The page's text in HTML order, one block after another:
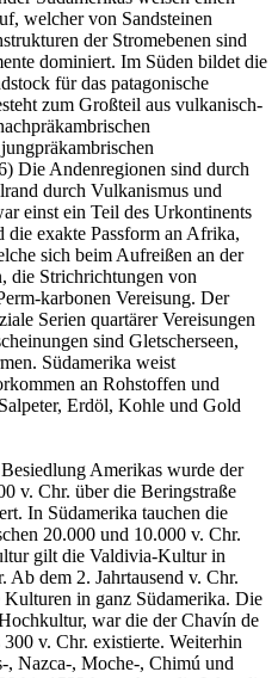
welcher von Sandsteinen
der Stromebenen sind
dominiert. Im Süden bildet die
für das patagonische
zum Großteil aus vulkanisch-
Die Andenregionen sind durch
durch Vulkanismus und
einst ein Teil des Urkontinents
exakte Passform an Afrika,
sich beim Aufreißen an der
die Strichrichtungen von
karbonen Vereisung. Der
Serien quartärer Vereisungen
sind Gletscherseen,
Südamerika weist
an Rohstoffen und
Erdöl, Kohle und Gold
Amerikas wurde der
v. Chr. über die Beringstraße
In Südamerika tauchen die
20.000 und 10.000 v. Chr.
gilt die Valdivia-Kultur in
Ab dem 2. Jahrtausend v. Chr.
in ganz Südamerika. Die
war die der Chavín de
v. Chr. existierte. Weiterhin
, Nazca-, Moche-, Chimú und